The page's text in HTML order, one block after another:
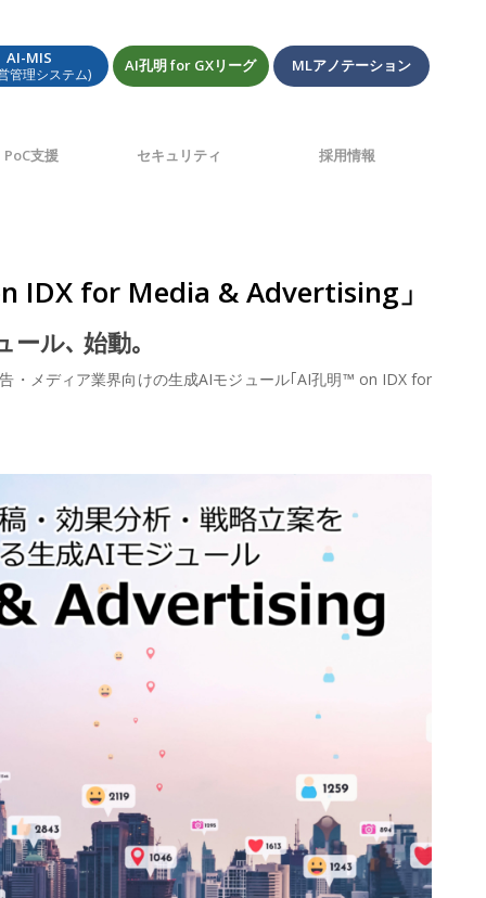
AI-MIS
管理システム) AI孔明 for GXリーグ MLアノテーション
支援 セキュリティ 採用情報
IDX for Media & Advertising」
ール､ 始動｡
・メディア業界向けの生成AIモジュール｢AI孔明™ on IDX for